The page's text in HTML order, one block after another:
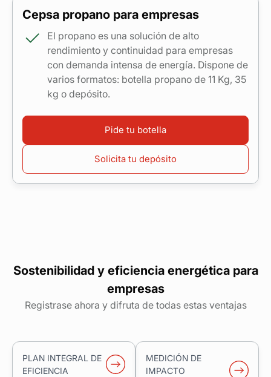
Cepsa propano para empresas
El propano es una solución de alto
rendimiento y continuidad para empresas
con demanda intensa de energía. Dispone de
varios formatos: botella propano de 11 Kg, 35
kg o depósito.
Pide tu botella
Solicita tu depósito
Sostenibilidad y eficiencia energética para
empresas
Registrase ahora y difruta de todas estas ventajas
PLAN INTEGRAL DE
EFICIENCIA
MEDICIÓN DE
IMPACTO